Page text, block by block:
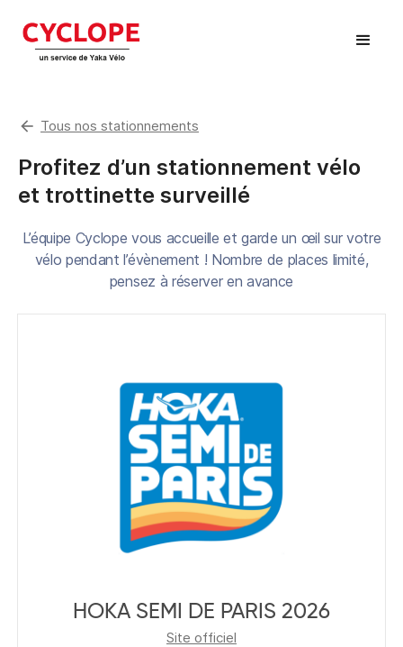
arrow_back Tous nos stationnements
Profitez d’un stationnement vélo
et trottinette surveillé
L’équipe Cyclope vous accueille et garde un œil sur votre
vélo pendant l’évènement ! Nombre de places limité,
pensez à réserver en avance
HOKA SEMI DE PARIS 2026
Site officiel